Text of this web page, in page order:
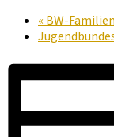
« BW-